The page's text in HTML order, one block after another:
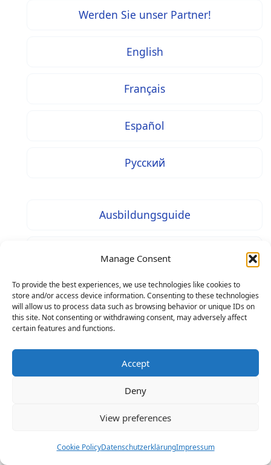
Manage Consent
To provide the best experiences, we use technologies like cookies to
store and/or access device information. Consenting to these technologies
will allow us to process data such as browsing behavior or unique IDs on
this site. Not consenting or withdrawing consent, may adversely affect
certain features and functions.
Accept
Deny
View preferences
Cookie PolicyDatenschutzerklärungImpressum
Werden Sie unser Partner!
English
Français
Español
Русский
Ausbildungsguide
Jobguide
Bewerbungsguide
Nachrichten und Analysen
Deutschland Guide